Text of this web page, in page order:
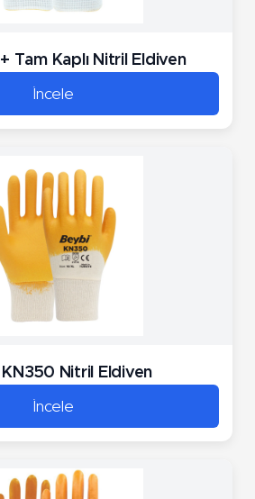
Tam Kaplı Nitril Eldiven
İncele
Nitril Eldiven
İncele